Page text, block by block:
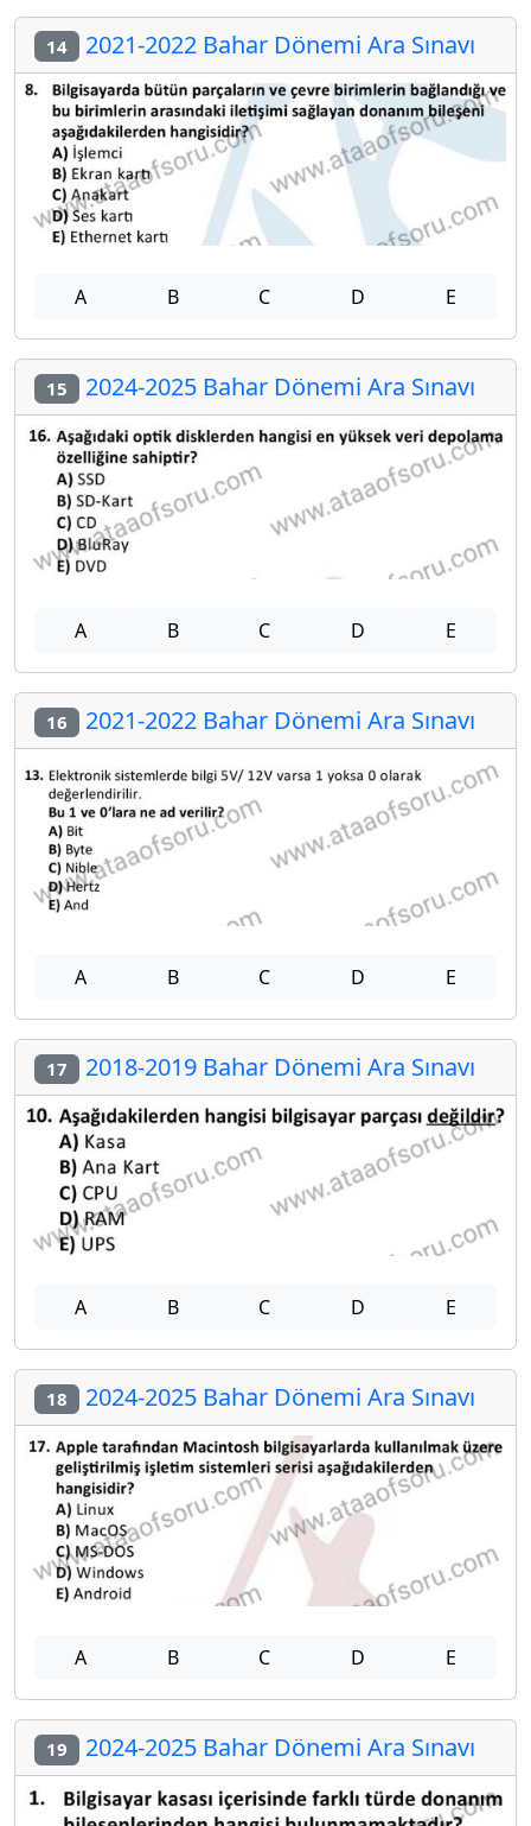
14 2021-2022 Bahar Dönemi Ara Sınavı
A B C D E
15 2024-2025 Bahar Dönemi Ara Sınavı
A B C D E
16 2021-2022 Bahar Dönemi Ara Sınavı
A B C D E
17 2018-2019 Bahar Dönemi Ara Sınavı
A B C D E
18 2024-2025 Bahar Dönemi Ara Sınavı
A B C D E
19 2024-2025 Bahar Dönemi Ara Sınavı